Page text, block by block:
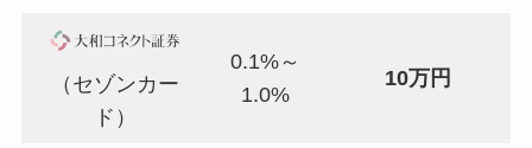
（セゾンカー
ド）
0.1%～
1.0%
10万円